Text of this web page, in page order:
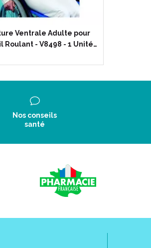
Ventrale Adulte pour
Roulant - V8498 - 1 Unité…
Nos conseils
santé